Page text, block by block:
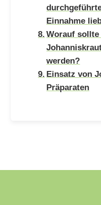
Einnahme
Worauf sollte
werden?
Einsatz von
Präparaten